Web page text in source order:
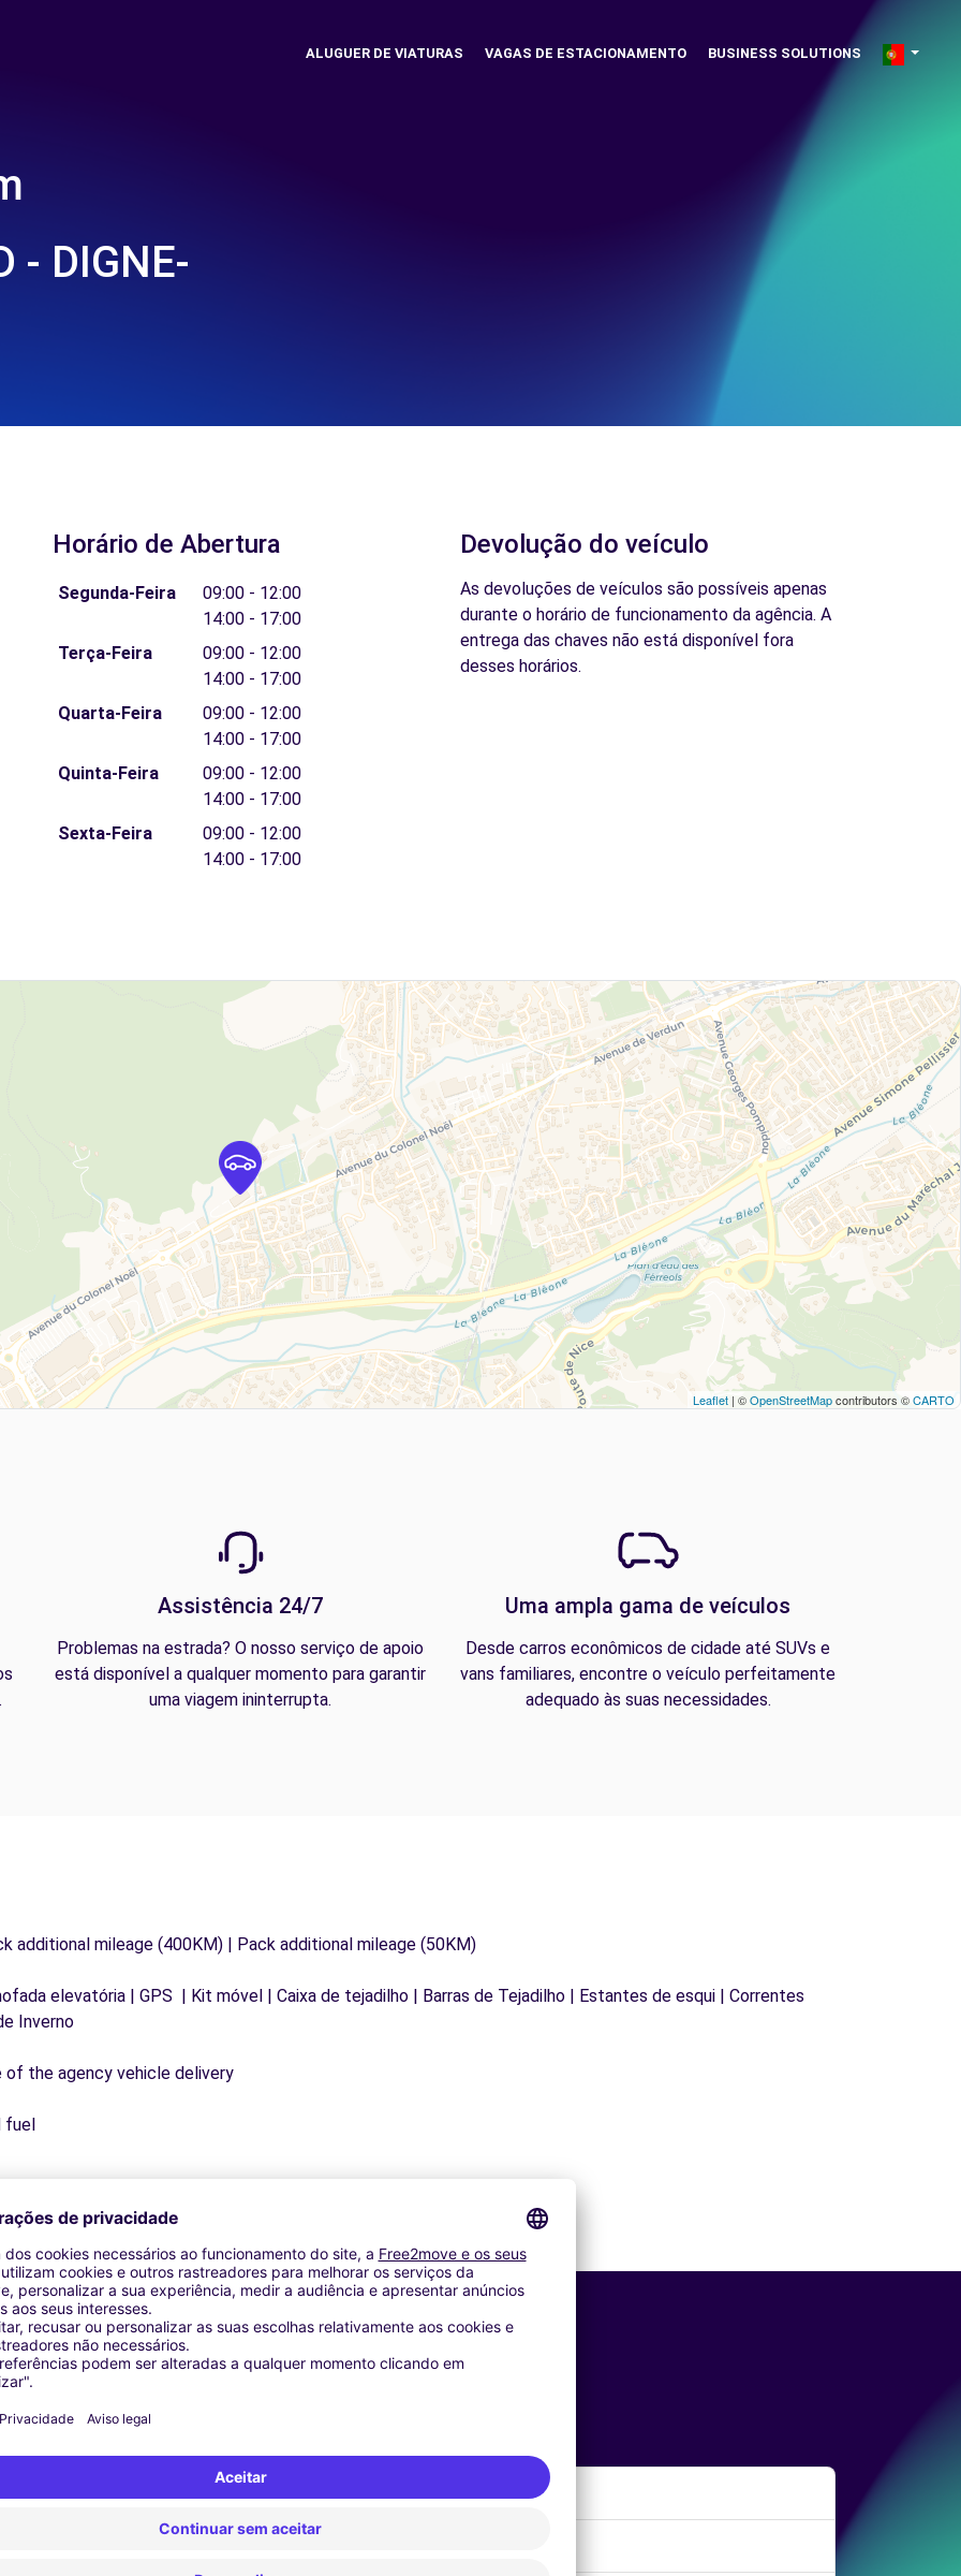
ALUGUER DE VIATURAS VAGAS DE ESTACIONAMENTO BUSINESS SOLUTIONS
- DIGNE-
Horário de Abertura
Segunda-Feira
09:00 - 12:00
14:00 - 17:00
Terça-Feira
09:00 - 12:00
14:00 - 17:00
Quarta-Feira
09:00 - 12:00
14:00 - 17:00
Quinta-Feira
09:00 - 12:00
14:00 - 17:00
Sexta-Feira
09:00 - 12:00
14:00 - 17:00
Devolução do veículo
As devoluções de veículos são possíveis apenas
durante o horário de funcionamento da agência. A
entrega das chaves não está disponível fora
desses horários.
Leaflet | ©OpenStreetMapcontributors ©CARTO
Assistência 24/7
Problemas na estrada? O nosso serviço de apoio
está disponível a qualquer momento para garantir
uma viagem ininterrupta.
Uma ampla gama de veículos
Desde carros econômicos de cidade até SUVs e
vans familiares, encontre o veículo perfeitamente
adequado às suas necessidades.
additional mileage (400KM) | Pack additional mileage (50KM)
elevatória | GPS | Kit móvel | Caixa de tejadilho | Barras de Tejadilho | Estantes de esqui | Correntes
Inverno
the agency vehicle delivery
fuel